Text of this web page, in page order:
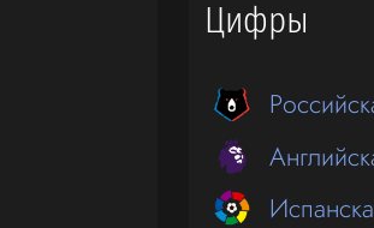
Цифры